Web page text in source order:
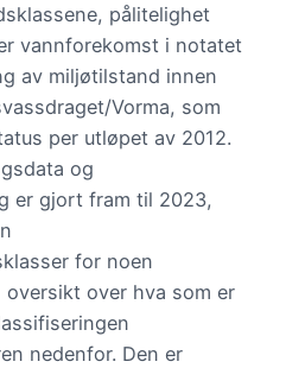
pålitelighet
vannforekomst i notatet
av miljøtilstand innen
Vorma, som
per utløpet av 2012.
og
er gjort fram til 2023,
for noen
oversikt over hva som er
nedenfor. Den er